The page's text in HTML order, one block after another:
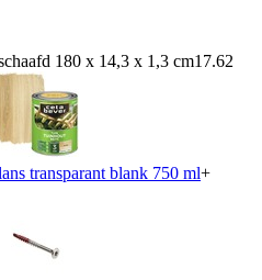
180 x 14,3 x 1,3 cm17.62
transparant blank 750 ml+